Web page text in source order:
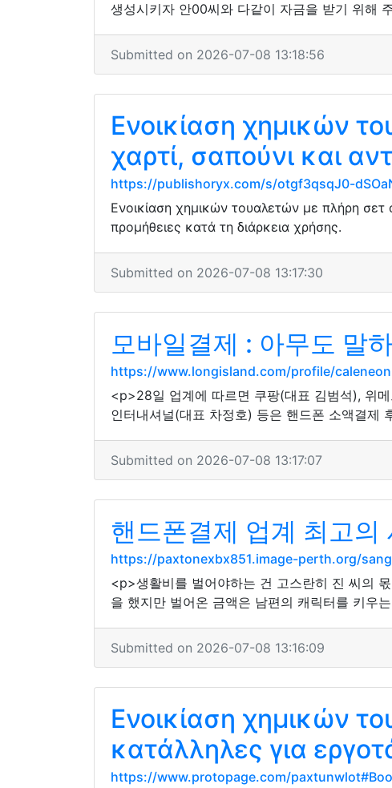
생성시키자 안00씨와 다같이 자금을 받기 위해
Submitted on 2026-07-08 13:18:56
Ενοικίαση χημικών
χαρτί, σαπούνι και
https://publishoryx.com/s/otgf3qsqJ0-
Ενοικίαση χημικών τουαλετών με πλήρη σετ
προμήθειες κατά τη διάρκεια χρήσης.
Submitted on 2026-07-08 13:17:30
모바일결제 : 아무도 말
https://www.longisland.com/profile/
<p>28일 업계에 따르면 쿠팡(대표 김범석), 위
인터내셔널(대표 차정호) 등은 핸드폰 소액결제
Submitted on 2026-07-08 13:17:07
핸드폰결제 업계 최고
https://paxtonexbx851.image-perth.org/
<p>생활비를 벌어야하는 건 고스란히 진 씨의
을 했지만 벌어온 금액은 남편의 캐릭터를 키우
Submitted on 2026-07-08 13:16:09
Ενοικίαση χημικών
κατάλληλες για
https://www.protopage.com/